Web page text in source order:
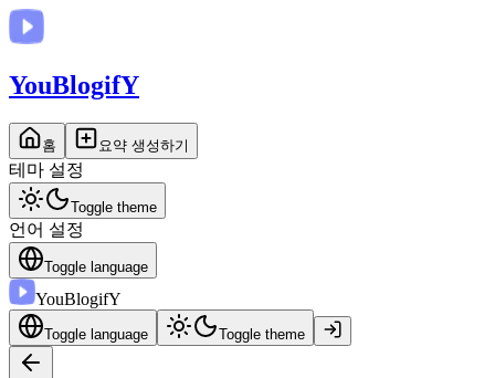
YouBlogifY
홈 요약 생성하기
테마 설정
Toggle theme
언어 설정
Toggle language
YouBlogifY
Toggle language Toggle theme